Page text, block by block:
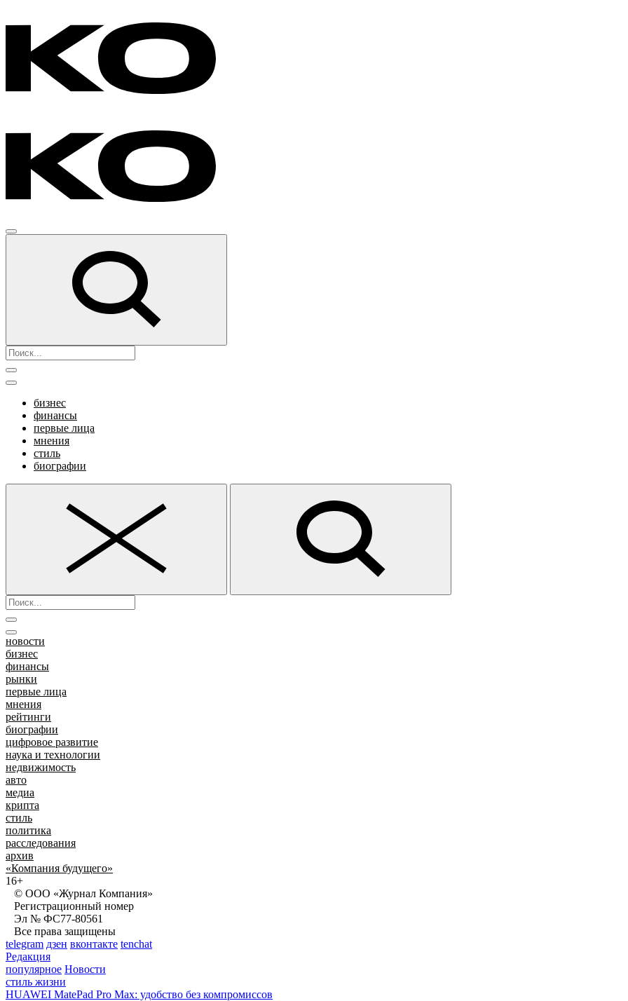
бизнес
финансы
первые лица
мнения
стиль
биографии
новости
бизнес
финансы
рынки
первые лица
мнения
рейтинги
биографии
цифровое развитие
наука и технологии
недвижимость
авто
медиа
крипта
стиль
политика
расследования
архив
«Компания будущего»
16+
© ООО «Журнал Компания»
Регистрационный номер
Эл № ФС77-80561
Все права защищены
telegram дзен вконтакте tenchat
Редакция
популярное Новости
стиль жизни
HUAWEI MatePad Pro Max: удобство без компромиссов